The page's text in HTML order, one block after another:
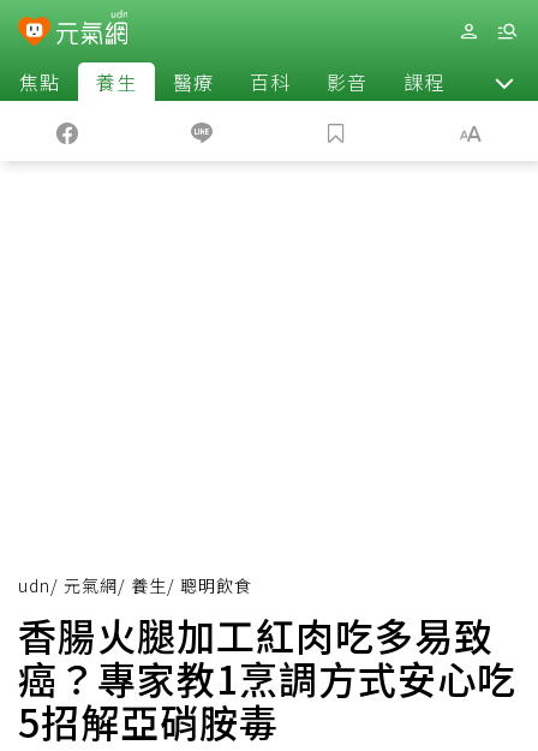
焦點 養生 醫療 百科 影音 課程 退休
udn/ 元氣網/ 養生/ 聰明飲食
香腸火腿加工紅肉吃多易致
癌？專家教1烹調方式安心吃
5招解亞硝胺毒